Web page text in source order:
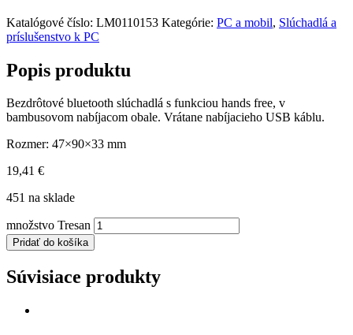
Katalógové číslo: LM0110153 Kategórie: PC a mobil, Slúchadlá a
príslušenstvo k PC
Popis produktu
Bezdrôtové bluetooth slúchadlá s funkciou hands free, v
bambusovom nabíjacom obale. Vrátane nabíjacieho USB káblu.
Rozmer: 47×90×33 mm
19,41 €
451 na sklade
množstvo Tresan
Pridať do košíka
Súvisiace produkty